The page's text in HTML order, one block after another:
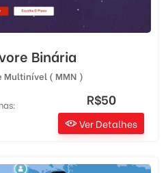
Binária
Multinível ( MMN )
R$50
Ver Detalhes